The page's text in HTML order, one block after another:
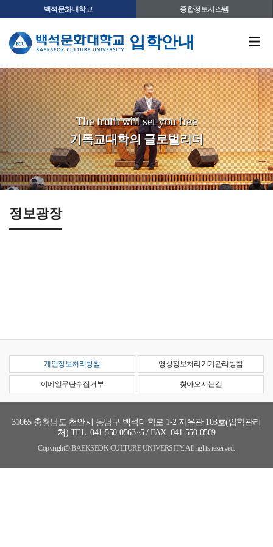
백석문화대학교 종합정보시스템
입학안내
The truth will set you free
기독교대학의 글로벌리더
정보광장
개인정보처리방침 영상정보처리기기관리방침
이메일무단수집거부 찾아오시는길
31065 충청남도 천안시 동남구 백석대학로 1-2 자유관 103호(입학관리
처) TEL. 041-550-0563~5 / FAX. 041-550-0569
Copyright© BAEKSEOK CULTURE UNIVERSITY. All rights reserved.